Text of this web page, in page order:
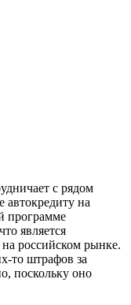
с рядом
автокредиту на
программе
является
российском рынке.
то штрафов за
поскольку оно